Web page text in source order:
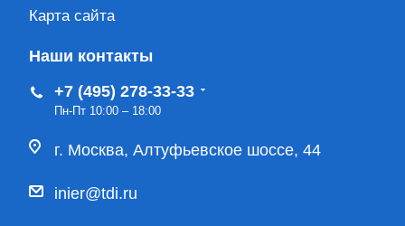
Карта сайта
Наши контакты
+7 (495) 278-33-33
Пн-Пт 10:00 – 18:00
г. Москва, Алтуфьевское шоссе, 44
inier@tdi.ru